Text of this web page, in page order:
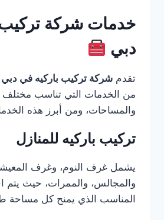
خدمات شركة تركيب
دبي
تقدم شركة تركيب باركيه في دبي
من الخدمات التي تناسب مختلف
والمساحات، ومن أبرز هذه
تركيب باركيه للمنازل
يشمل غرف النوم، وغرف
والمجالس، والممرات، حيث يتم
المناسب الذي يمنح كل مساحة